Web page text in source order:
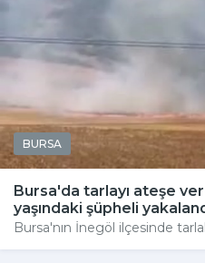
BURSA
Bursa'da tarlayı ateşe
yaşındaki şüpheli
Bursa'nın İnegöl ilçesinde